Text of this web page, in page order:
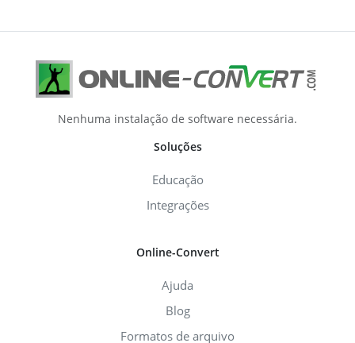
Nenhuma instalação de software necessária.
Soluções
Educação
Integrações
Online-Convert
Ajuda
Blog
Formatos de arquivo